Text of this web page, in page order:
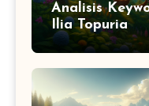
Analisis
Ilia Topuria